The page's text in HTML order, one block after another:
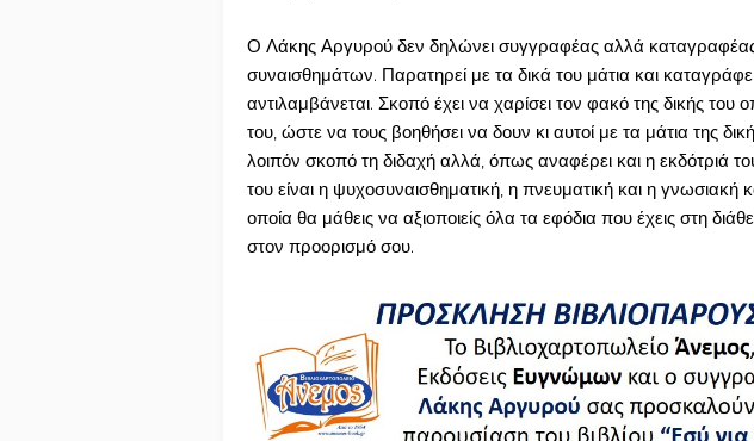
Ο Λάκης Αργυρού δεν δηλώνει συγγραφέας αλλά
συναισθημάτων. Παρατηρεί με τα δικά του μάτια και
αντιλαμβάνεται. Σκοπό έχει να χαρίσει τον φακό της δικής του
του, ώστε να τους βοηθήσει να δουν κι αυτοί με τα μάτια της
λοιπόν σκοπό τη διδαχή αλλά, όπως αναφέρει και η εκδότριά
του είναι η ψυχοσυναισθηματική, η πνευματική και η γνωσιακή
οποία θα μάθεις να αξιοποιείς όλα τα εφόδια που έχεις στη
στον προορισμό σου.